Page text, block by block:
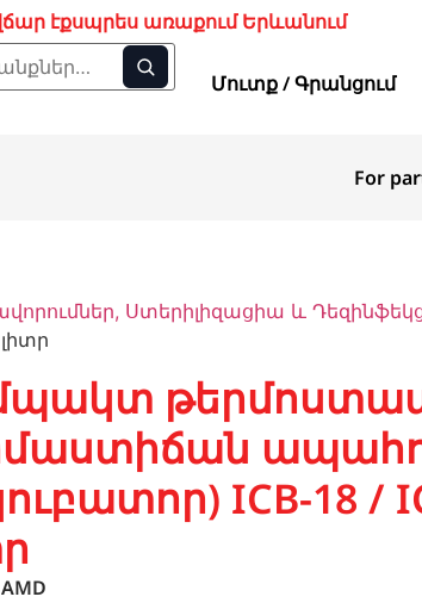
էքսպրես առաքում Երևանում
Մուտք / Գրանցում
For
Ստերիլիզացիա և
ICB-18 /
AMD